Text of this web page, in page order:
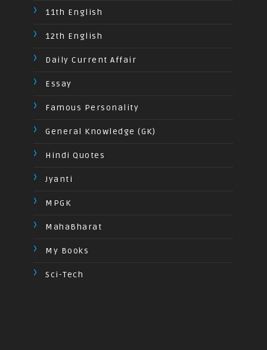
11th English
12th English
Daily Current Affair
Essay
Famous Personality
General Knowledge (GK)
Hindi Quotes
Jyanti
MPGK
MahaBharat
My Books
Sci-Tech